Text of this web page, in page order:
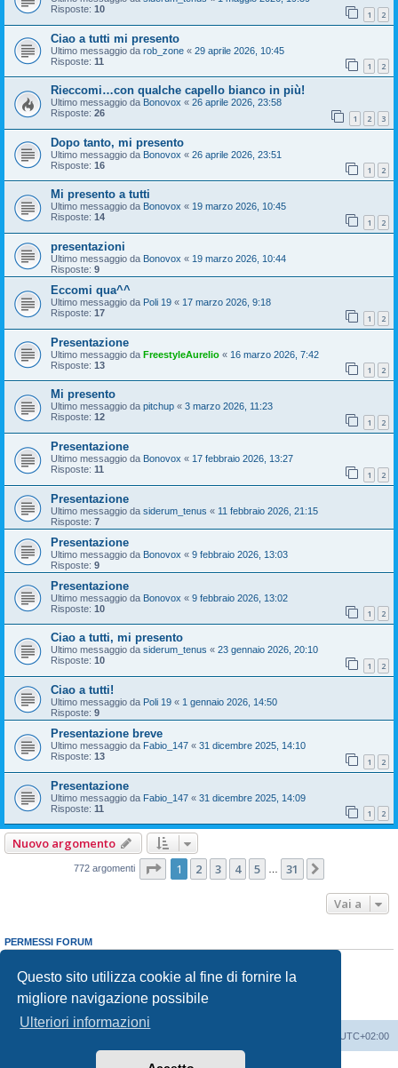
Questo sito utilizza cookie al fine di fornire la
migliore navigazione possibile
Ulteriori informazioni
Risposte: 10 1 2
Ciao a tutti mi presento
Ultimo messaggio da rob_zone « 29 aprile 2026, 10:45
Risposte: 11 1 2
Rieccomi…con qualche capello bianco in più!
Ultimo messaggio da Bonovox « 26 aprile 2026, 23:58
Risposte: 26 1 2 3
Dopo tanto, mi presento
Ultimo messaggio da Bonovox « 26 aprile 2026, 23:51
Risposte: 16 1 2
Mi presento a tutti
Ultimo messaggio da Bonovox « 19 marzo 2026, 10:45
Risposte: 14 1 2
presentazioni
Ultimo messaggio da Bonovox « 19 marzo 2026, 10:44
Risposte: 9
Eccomi qua^^
Ultimo messaggio da Poli 19 « 17 marzo 2026, 9:18
Risposte: 17 1 2
Presentazione
Ultimo messaggio da FreestyleAurelio « 16 marzo 2026, 7:42
Risposte: 13 1 2
Mi presento
Ultimo messaggio da pitchup « 3 marzo 2026, 11:23
Risposte: 12 1 2
Presentazione
Ultimo messaggio da Bonovox « 17 febbraio 2026, 13:27
Risposte: 11 1 2
Presentazione
Ultimo messaggio da siderum_tenus « 11 febbraio 2026, 21:15
Risposte: 7
Presentazione
Ultimo messaggio da Bonovox « 9 febbraio 2026, 13:03
Risposte: 9
Presentazione
Ultimo messaggio da Bonovox « 9 febbraio 2026, 13:02
Risposte: 10 1 2
Ciao a tutti, mi presento
Ultimo messaggio da siderum_tenus « 23 gennaio 2026, 20:10
Risposte: 10 1 2
Ciao a tutti!
Ultimo messaggio da Poli 19 « 1 gennaio 2026, 14:50
Risposte: 9
Presentazione breve
Ultimo messaggio da Fabio_147 « 31 dicembre 2025, 14:10
Risposte: 13 1 2
Presentazione
Ultimo messaggio da Fabio_147 « 31 dicembre 2025, 14:09
Risposte: 11 1 2
Nuovo argomento
772 argomenti Pagina di 31
1 2 3 4 5 31
Vai a
PERMESSI FORUM
Non puoi
rispondere negli argomenti
Non puoimodificare i tuoi messaggi
Non puoicancellare i tuoi messaggi
Non puoi
inviare allegati
UTC+02:00